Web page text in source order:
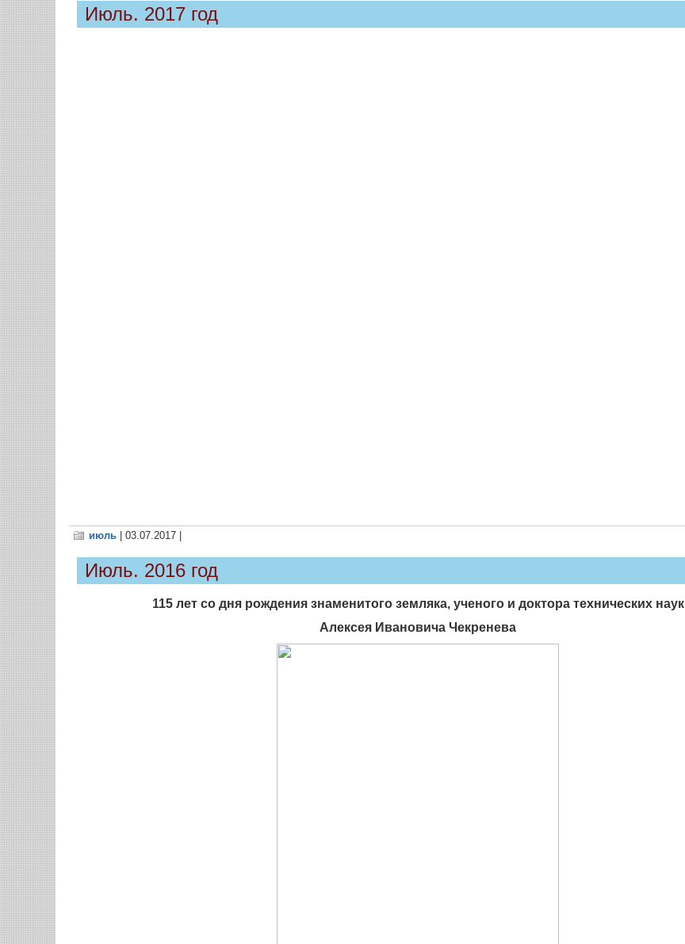
Июль. 2017 год
июль | 03.07.2017 |
Июль. 2016 год
115 лет со дня рождения знаменитого земляка, ученого и доктора технических наук
Алексея Ивановича Чекренева